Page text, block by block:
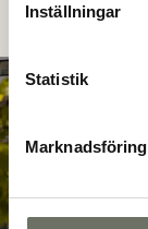
Inställningar
Statistik
Marknadsföring